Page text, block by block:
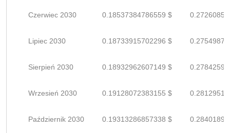
Czerwiec 2030 0.18537384786559 $
Lipiec 2030 0.18733915702296 $
Sierpień 2030 0.18932962607149 $
Wrzesień 2030 0.19128072383155 $
Październik 2030 0.19313286857338 $